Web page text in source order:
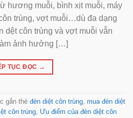
hương muỗi, bình xịt muỗi, máy
trùng, vợt muỗi…dù đa dạng
dệt côn trùng và vợt muỗi vẫn
ảnh hưởng […]
TỤC ĐỌC →
gắn thẻ đèn diệt côn trùng, mua đèn diệt
côn trùng, Ưu điểm của đèn diệt côn